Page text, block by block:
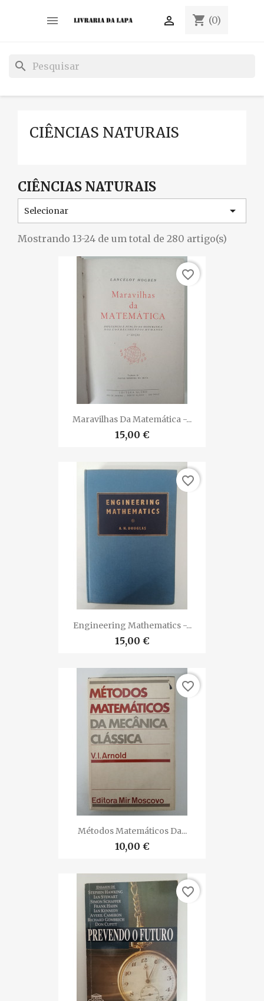
 shopping_cart (0)

search
CIÊNCIAS NATURAIS
CIÊNCIAS NATURAIS
Selecionar 
Mostrando 13-24 de um total de 280 artigo(s)
Maravilhas Da Matemática -...
15,00 €
favorite_border
Engineering Mathematics -...
15,00 €
favorite_border
Métodos Matemáticos Da...
10,00 €
favorite_border
favorite_border